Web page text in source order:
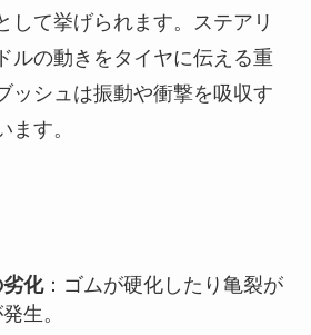
して挙げられます。ステアリ
ルの動きをタイヤに伝える重
ッシュは振動や衝撃を吸収す
ます。
化：ゴムが硬化したり亀裂が
生。